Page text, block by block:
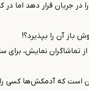
در جریان قرار دهد اما
باز آن را بپذیرد؟!
تماشاگران نمایش،
است که آدمکش‌ها کسی